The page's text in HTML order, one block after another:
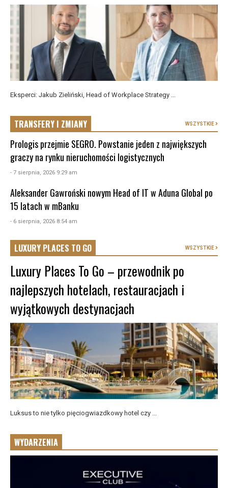
Eksperci: Jakub Zieliński, Head of Workplace Strategy ...
TRANSFERY I ZMIANY WSZYSTKIE
Prologis przejmie SEGRO. Powstanie jeden z największych
graczy na rynku nieruchomości logistycznych
- 7 sierpnia, 2026 9:29 am
Aleksander Gawroński nowym Head of IT w Aduna Global po
15 latach w mBanku
- 6 sierpnia, 2026 8:54 am
LUXURY PLACES TO GO WSZYSTKIE
Luxury Places To Go – przewodnik po
najlepszych hotelach, restauracjach i
wyjątkowych destynacjach
Luksus to nie tylko pięciogwiazdkowy hotel czy ...
WYDARZENIA